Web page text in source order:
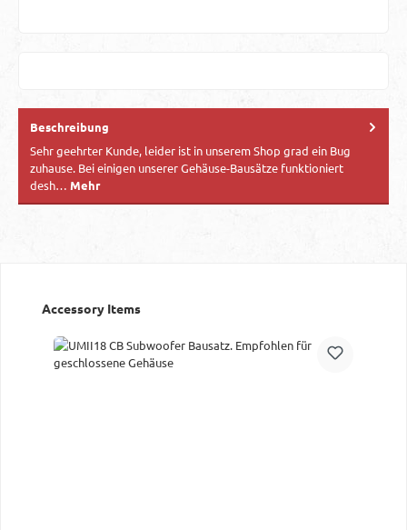
Beschreibung
Sehr geehrter Kunde, leider ist in unserem Shop grad ein Bug
zuhause. Bei einigen unserer Gehäuse-Bausätze funktioniert
desh… Mehr
Produktgalerie überspringen
Accessory Items